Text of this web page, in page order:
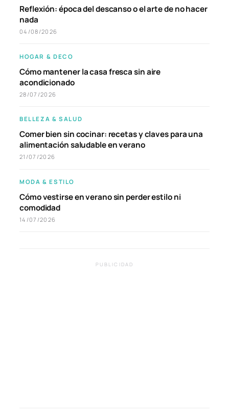
Reflexión: época del descanso o el arte de no hacer
nada
04/08/2026
HOGAR & DECO
Cómo mantener la casa fresca sin aire
acondicionado
28/07/2026
BELLEZA & SALUD
Comer bien sin cocinar: recetas y claves para una
alimentación saludable en verano
21/07/2026
MODA & ESTILO
Cómo vestirse en verano sin perder estilo ni
comodidad
14/07/2026
PUBLICIDAD